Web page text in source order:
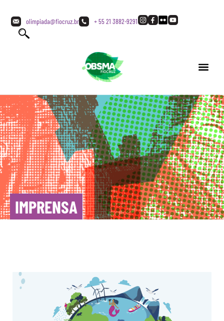
olimpiada@fiocruz.br + 55 21 3882-9291
IMPRENSA